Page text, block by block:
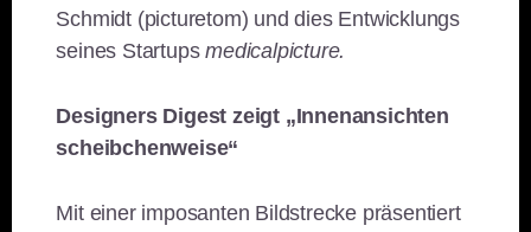
Schmidt (picturetom) und dies Entwicklungs
seines Startupsmedicalpicture.
Designers Digest zeigt „Innenansichten
scheibchenweise“
Mit einer imposanten Bildstrecke präsentiert